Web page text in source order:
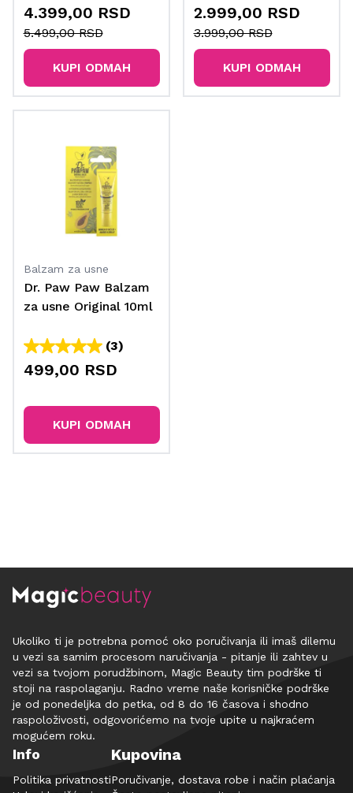
4.399,00 RSD
5.499,00 RSD
KUPI ODMAH
2.999,00 RSD
3.999,00 RSD
KUPI ODMAH
Balzam za usne
Dr. Paw Paw Balzam
za usne Original 10ml
(3)
499,00 RSD
KUPI ODMAH
Ukoliko ti je potrebna pomoć oko poručivanja ili imaš dilemu
u vezi sa samim procesom naručivanja - pitanje ili zahtev u
vezi sa tvojom porudžbinom, Magic Beauty tim podrške ti
stoji na raspolaganju. Radno vreme naše korisničke podrške
je od ponedeljka do petka, od 8 do 16 časova i shodno
raspoloživosti, odgovorićemo na tvoje upite u najkraćem
mogućem roku.
Info
Politika privatnosti
Kupovina
Poručivanje, dostava robe i način plaćanja